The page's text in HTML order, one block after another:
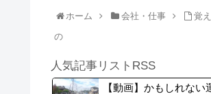
ホーム 会社・仕事
覚
の
人気記事リストRSS
【動画】かもしれな